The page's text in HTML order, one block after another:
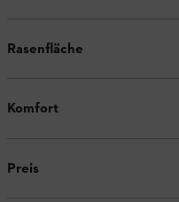
Rasenfläche
Komfort
Preis